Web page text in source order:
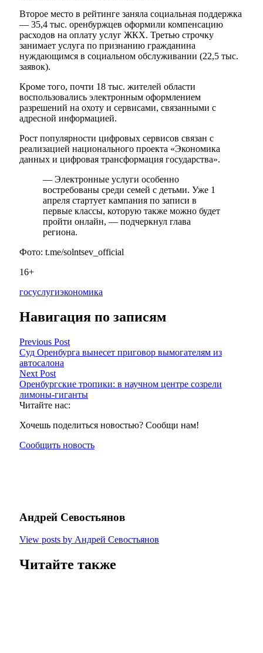
Второе место в рейтинге заняла социальная поддержка
— 35,4 тыс. оренбуржцев оформили компенсацию
расходов на оплату услуг ЖКХ. Третью строчку
занимает услуга по признанию гражданина
нуждающимся в социальном обслуживании (22,5 тыс.
заявок).
Кроме того, почти 18 тыс. жителей области
воспользовались электронным оформлением
разрешений на охоту и сервисами, связанными с
адресной информацией.
Рост популярности цифровых сервисов связан с
реализацией национального проекта «Экономика
данных и цифровая трансформация государства».
— Электронные услуги особенно
востребованы среди семей с детьми. Уже 1
апреля стартует кампания по записи в
первые классы, которую также можно будет
пройти онлайн, — подчеркнул глава
региона.
Фото: t.me/solntsev_official
16+
госуслугиэкономика
Навигация по записям
Previous Post
Суд Оренбурга вынесет приговор вымогателям из
автосалона
Next Post
Оренбургские тропики: в научном центре созрели
лимоны-гиганты
Читайте нас:
Хочешь поделиться новостью? Сообщи нам!
Сообщить новость
Андрей Севостьянов
View posts by Андрей Севостьянов
Читайте также